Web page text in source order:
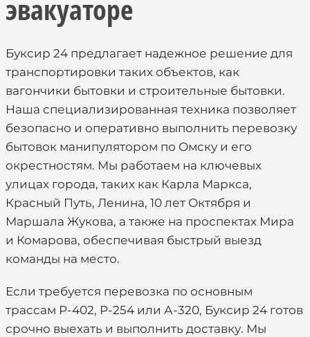
эвакуаторе
Буксир 24 предлагает надежное решение для
транспортировки таких объектов, как
вагончики бытовки и строительные бытовки.
Наша специализированная техника позволяет
безопасно и оперативно выполнить перевозку
бытовок манипулятором по Омску и его
окрестностям. Мы работаем на ключевых
улицах города, таких как Карла Маркса,
Красный Путь, Ленина, 10 лет Октября и
Маршала Жукова, а также на проспектах Мира
и Комарова, обеспечивая быстрый выезд
команды на место.
Если требуется перевозка по основным
трассам Р-402, Р-254 или А-320, Буксир 24 готов
срочно выехать и выполнить доставку. Мы